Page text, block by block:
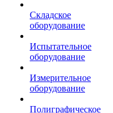
Складское
оборудование
Испытательное
оборудование
Измерительное
оборудование
Полиграфическое